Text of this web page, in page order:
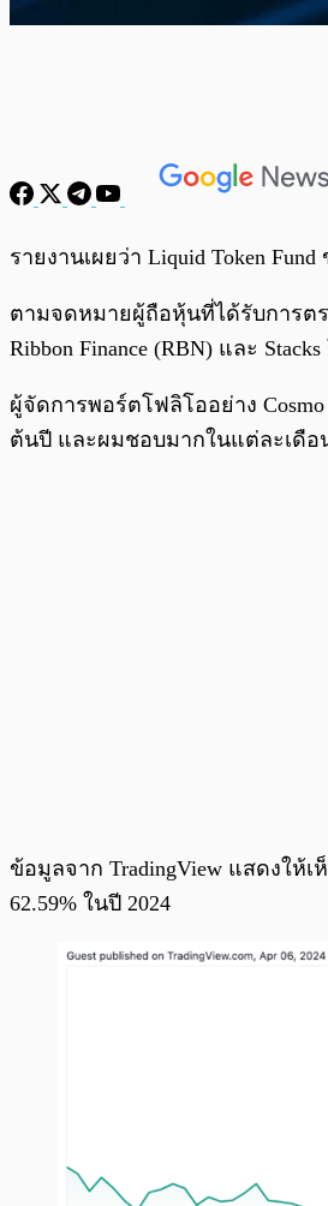
พร้อมเล่น
รายงานเผยว่า Liquid Token
ตามจดหมายผู้ถือหุ้นที่ได้รับการต
Ribbon Finance (RBN) และ
ผู้จัดการพอร์ตโฟลิโออย่าง
ต้นปี และผมชอบมากในแต่ละเดือ
ข้อมูลจาก TradingView แสดงให้
62.59% ในปี 2024